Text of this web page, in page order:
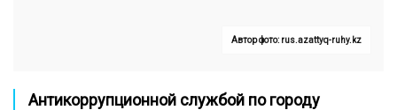
Автор фото: rus.azattyq-ruhy.kz
Антикоррупционной службой по городу